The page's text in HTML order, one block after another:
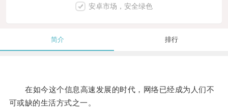
安卓市场，安全绿色
简介 排行
在如今这个信息高速发展的时代，网络已经成为人们不
可或缺的生活方式之一。